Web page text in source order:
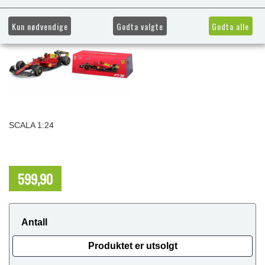
SCALA 1:24
599,90
Antall
Produktet er utsolgt
Kun nødvendige Godta valgte Godta alle